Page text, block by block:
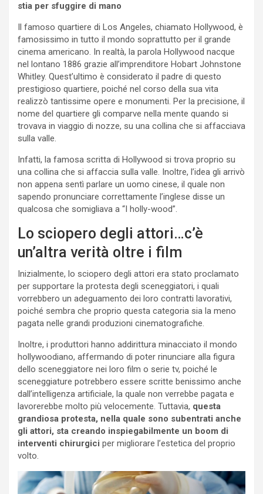
stia per sfuggire di mano
Il famoso quartiere di Los Angeles, chiamato Hollywood, è
famosissimo in tutto il mondo soprattutto per il grande
cinema americano. In realtà, la parola Hollywood nacque
nel lontano 1886 grazie all’imprenditore Hobart Johnstone
Whitley. Quest’ultimo è considerato il padre di questo
prestigioso quartiere, poiché nel corso della sua vita
realizzò tantissime opere e monumenti. Per la precisione, il
nome del quartiere gli comparve nella mente quando si
trovava in viaggio di nozze, su una collina che si affacciava
sulla valle.
Infatti, la famosa scritta di Hollywood si trova proprio su
una collina che si affaccia sulla valle. Inoltre, l’idea gli arrivò
non appena sentì parlare un uomo cinese, il quale non
sapendo pronunciare correttamente l’inglese disse un
qualcosa che somigliava a “I holly-wood”.
Lo sciopero degli attori…c’è
un’altra verità oltre i film
Inizialmente, lo sciopero degli attori era stato proclamato
per supportare la protesta degli sceneggiatori, i quali
vorrebbero un adeguamento dei loro contratti lavorativi,
poiché sembra che proprio questa categoria sia la meno
pagata nelle grandi produzioni cinematografiche.
Inoltre, i produttori hanno addirittura minacciato il mondo
hollywoodiano, affermando di poter rinunciare alla figura
dello sceneggiatore nei loro film o serie tv, poiché le
sceneggiature potrebbero essere scritte benissimo anche
dall’intelligenza artificiale, la quale non verrebbe pagata e
lavorerebbe molto più velocemente. Tuttavia, questa
grandiosa protesta, nella quale sono subentrati anche
gli attori, sta creando inspiegabilmente un boom di
interventi chirurgici per migliorare l’estetica del proprio
volto.